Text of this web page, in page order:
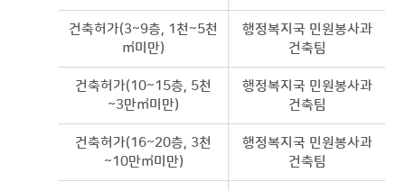
건축허가(3~9층, 1천~5천
㎡미만)
행정복지국 민원봉사과
건축팀
건축허가(10~15층, 5천
~3만㎡미만)
행정복지국 민원봉사과
건축팀
건축허가(16~20층, 3천
~10만㎡미만)
행정복지국 민원봉사과
건축팀